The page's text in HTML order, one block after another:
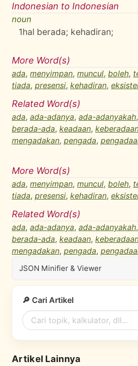
Indonesian to Indonesian
noun
1hal berada; kehadiran;
More Word(s)
ada, menyimpan, muncul, boleh,
tiada, presensi, kehadiran,
Related Word(s)
ada, ada-adanya, ada-adanyakah,
berada-ada, keadaan,
mengadakan, pengada,
More Word(s)
ada, menyimpan, muncul, boleh,
tiada, presensi, kehadiran,
Related Word(s)
ada, ada-adanya, ada-adanyakah,
berada-ada, keadaan,
mengadakan, pengada,
JSON Minifier & Viewer
🔎 Cari Artikel
Artikel Lainnya